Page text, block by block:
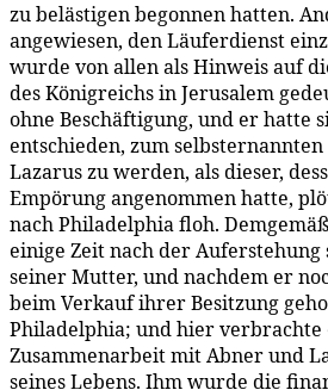
zu belästigen begonnen hatten.
angewiesen, den Läuferdienst
wurde von allen als Hinweis auf
des Königreichs in Jerusalem
ohne Beschäftigung, und er hatte
entschieden, zum
Lazarus zu werden, als dieser,
Empörung angenommen hatte,
nach Philadelphia floh.
einige Zeit nach der Auferstehung
seiner Mutter, und nachdem er
beim Verkauf ihrer Besitzung
Philadelphia; und hier verbrachte
Zusammenarbeit mit Abner und
seines Lebens. Ihm wurde die